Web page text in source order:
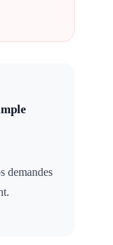
demandes